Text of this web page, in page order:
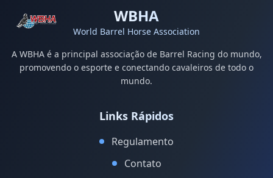
WBHA
World Barrel Horse Association
A WBHA é a principal associação de Barrel Racing do mundo,
promovendo o esporte e conectando cavaleiros de todo o
mundo.
Links Rápidos
Regulamento
Contato